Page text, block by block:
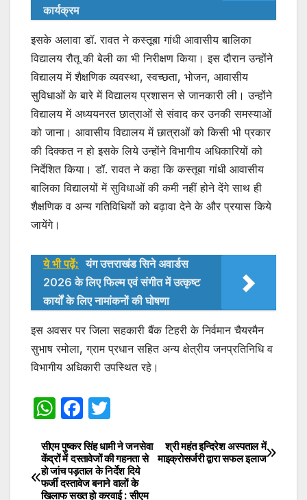
कार्यक्रम
इसके अलावा डॉ. रावत ने कस्तूबा गांधी आवासीय बालिका
विद्यालय रौतू की बेली का भी निरीक्षण किया। इस दौरान उन्होंने
विद्यालय में शैक्षणिक व्यवस्था, स्वच्छता, भोजन, आवासीय
सुविधाओं के बारे में विद्यालय प्रशासन से जानकारी ली। उन्होंने
विद्यालय में अध्ययनरत छात्राओं से संवाद कर उनकी समस्याओं
को जाना। आवासीय विद्यालय में छात्राओं को किसी भी प्रकार
की दिक्कत न हो इसके लिये उन्होंने विभागीय अधिकारियों को
निर्देशित किया। डॉ. रावत ने कहा कि कस्तूबा गांधी आवासीय
बालिका विद्यालयों में सुविधाओं की कमी नहीं होने देंगे साथ ही
शैक्षणिक व अन्य गतिविधियों को बढ़ावा देने के और प्रयास किये
जायेंगे।
ये भी पढ़ें: यंग उत्तराखंड सिने अवार्डस
2026 के लिए फिल्म एवं संगीत में उत्कृष्ट
कार्यों के लिए नामांकनों की घोषणा
इस अवसर पर जिला सहकारी बैंक टिहरी के निर्वमान चैयरमैन
सुभाष रमोला, ग्राम प्रधान सहित अन्य क्षेत्रीय जनप्रतिनिधि व
विभागीय अधिकारी उपस्थित रहे।
W
at
s
F
c
e
itt
er
Post
navigation
श्री महंत इन्दिरेश अस्पताल में
माइक्रोसर्जरी द्वारा सफल इलाज
सीएम पुष्कर सिंह धामी ने जनसेवा
केंद्रों में दस्तावेजों की गहनता से
हो जांच पड़ताल के निर्देश दिये
फर्जी दस्तावेज बनाने वालों के
खिलाफ सख्त हो करवाई : सीएम